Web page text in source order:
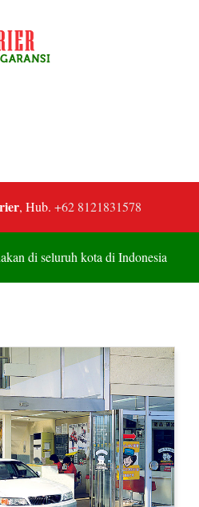
, Hub. +62 8121831578
di seluruh kota di Indonesia